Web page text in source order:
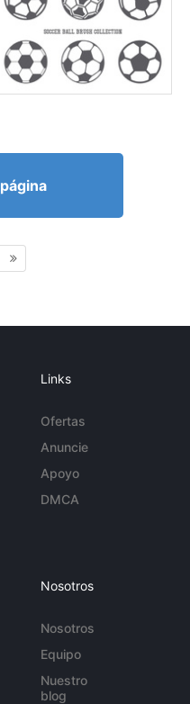
Links
Ofertas
Anuncie
Apoyo
DMCA
Nosotros
Nosotros
Equipo
Nuestro
blog